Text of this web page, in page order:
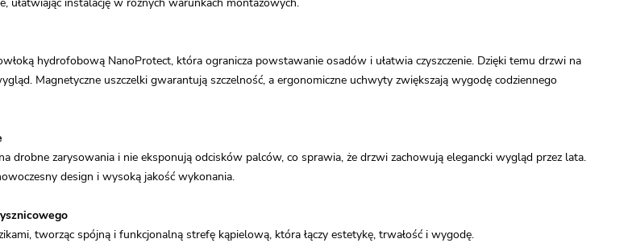
hydrofobową NanoProtect, która ogranicza powstawanie osadów i ułatwia czyszczenie. Dzięki temu drzwi na
Magnetyczne uszczelki gwarantują szczelność, a ergonomiczne uchwyty zwiększają wygodę codziennego
drobne zarysowania i nie eksponują odcisków palców, co sprawia, że drzwi zachowują elegancki wygląd przez lata.
design i wysoką jakość wykonania.
tworząc spójną i funkcjonalną strefę kąpielową, która łączy estetykę, trwałość i wygodę.